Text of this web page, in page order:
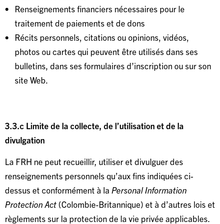
Renseignements financiers nécessaires pour le
traitement de paiements et de dons
Récits personnels, citations ou opinions, vidéos,
photos ou cartes qui peuvent être utilisés dans ses
bulletins, dans ses formulaires d’inscription ou sur son
site Web.
3.3.c Limite de la collecte, de l’utilisation et de la
divulgation
La FRH ne peut recueillir, utiliser et divulguer des
renseignements personnels qu’aux fins indiquées ci-
dessus et conformément à la Personal Information
Protection Act (Colombie-Britannique) et à d’autres lois et
règlements sur la protection de la vie privée applicables.